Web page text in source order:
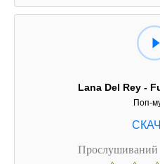
Lana Del Rey -
Поп-
Прослушиваний